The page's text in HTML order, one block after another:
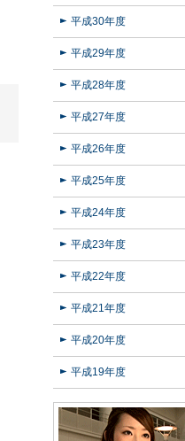
平成30年度
平成29年度
平成28年度
平成27年度
平成26年度
平成25年度
平成24年度
平成23年度
平成22年度
平成21年度
平成20年度
平成19年度